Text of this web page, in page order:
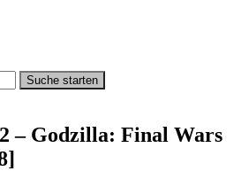
Suche starten
– Godzilla: Final Wars